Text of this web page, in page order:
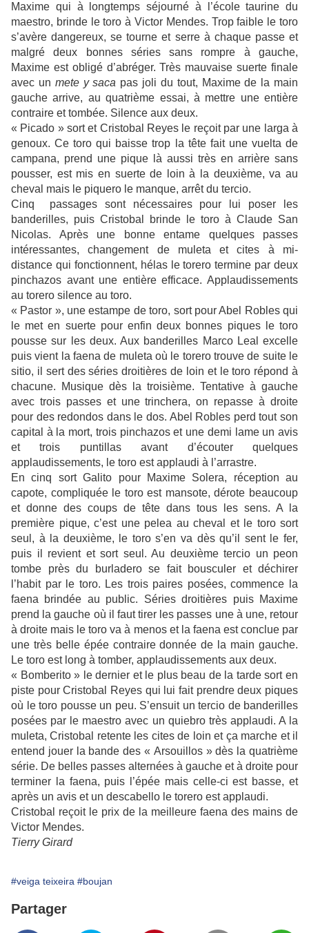
Maxime qui à longtemps séjourné à l’école taurine du
maestro, brinde le toro à Victor Mendes. Trop faible le toro
s’avère dangereux, se tourne et serre à chaque passe et
malgré deux bonnes séries sans rompre à gauche,
Maxime est obligé d’abréger. Très mauvaise suerte finale
avec un mete y saca pas joli du tout, Maxime de la main
gauche arrive, au quatrième essai, à mettre une entière
contraire et tombée. Silence aux deux.
« Picado » sort et Cristobal Reyes le reçoit par une larga à
genoux. Ce toro qui baisse trop la tête fait une vuelta de
campana, prend une pique là aussi très en arrière sans
pousser, est mis en suerte de loin à la deuxième, va au
cheval mais le piquero le manque, arrêt du tercio.
Cinq passages sont nécessaires pour lui poser les
banderilles, puis Cristobal brinde le toro à Claude San
Nicolas. Après une bonne entame quelques passes
intéressantes, changement de muleta et cites à mi-
distance qui fonctionnent, hélas le torero termine par deux
pinchazos avant une entière efficace. Applaudissements
au torero silence au toro.
« Pastor », une estampe de toro, sort pour Abel Robles qui
le met en suerte pour enfin deux bonnes piques le toro
pousse sur les deux. Aux banderilles Marco Leal excelle
puis vient la faena de muleta où le torero trouve de suite le
sitio, il sert des séries droitières de loin et le toro répond à
chacune. Musique dès la troisième. Tentative à gauche
avec trois passes et une trinchera, on repasse à droite
pour des redondos dans le dos. Abel Robles perd tout son
capital à la mort, trois pinchazos et une demi lame un avis
et trois puntillas avant d’écouter quelques
applaudissements, le toro est applaudi à l’arrastre.
En cinq sort Galito pour Maxime Solera, réception au
capote, compliquée le toro est mansote, dérote beaucoup
et donne des coups de tête dans tous les sens. A la
première pique, c’est une pelea au cheval et le toro sort
seul, à la deuxième, le toro s’en va dès qu’il sent le fer,
puis il revient et sort seul. Au deuxième tercio un peon
tombe près du burladero se fait bousculer et déchirer
l’habit par le toro. Les trois paires posées, commence la
faena brindée au public. Séries droitières puis Maxime
prend la gauche où il faut tirer les passes une à une, retour
à droite mais le toro va à menos et la faena est conclue par
une très belle épée contraire donnée de la main gauche.
Le toro est long à tomber, applaudissements aux deux.
« Bomberito » le dernier et le plus beau de la tarde sort en
piste pour Cristobal Reyes qui lui fait prendre deux piques
où le toro pousse un peu. S’ensuit un tercio de banderilles
posées par le maestro avec un quiebro très applaudi. A la
muleta, Cristobal retente les cites de loin et ça marche et il
entend jouer la bande des « Arsouillos » dès la quatrième
série. De belles passes alternées à gauche et à droite pour
terminer la faena, puis l’épée mais celle-ci est basse, et
après un avis et un descabello le torero est applaudi.
Cristobal reçoit le prix de la meilleure faena des mains de
Victor Mendes.
Tierry Girard
#veiga teixeira #boujan
Partager